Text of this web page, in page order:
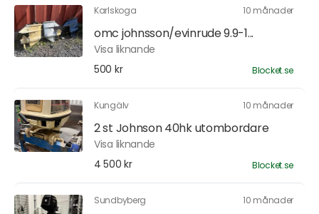
Karlskoga 10 månader
omc johnsson/evinrude 9.9-1...
Visa liknande
500 kr
Blocket.se
Kungälv 10 månader
2 st Johnson 40hk utombordare
Visa liknande
4 500 kr
Blocket.se
Sundbyberg 10 månader